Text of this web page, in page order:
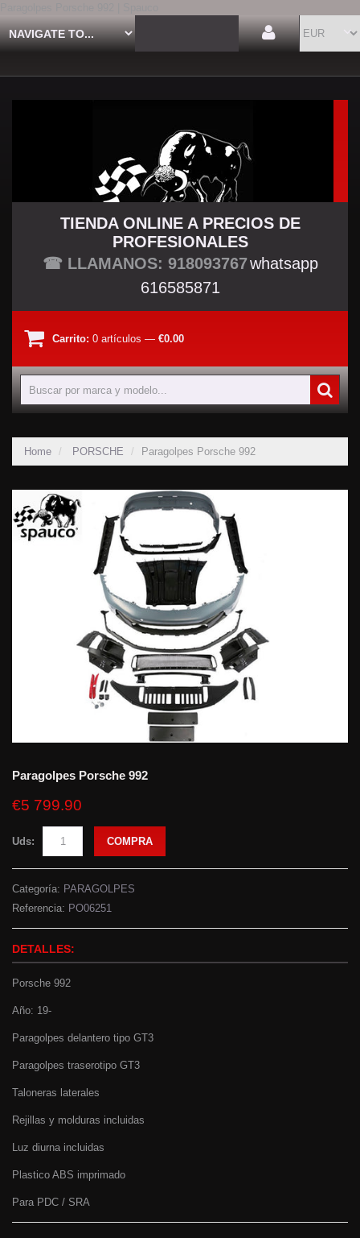
TU TIENDA TUNING
TIENDA ONLINE A PRECIOS DE
PROFESIONALES
☎ LLAMANOS: 918093767whatsapp
616585871
Carrito: 0 artículos — €0.00
Home PORSCHE Paragolpes Porsche 992
Paragolpes Porsche 992
€5 799.90
Uds: COMPRA
Categoría: PARAGOLPES
Referencia: PO06251
DETALLES:
Porsche 992
Año: 19-
Paragolpes delantero tipo GT3
Paragolpes traserotipo GT3
Taloneras laterales
Rejillas y molduras incluidas
Luz diurna incluidas
Plastico ABS imprimado
Para PDC / SRA